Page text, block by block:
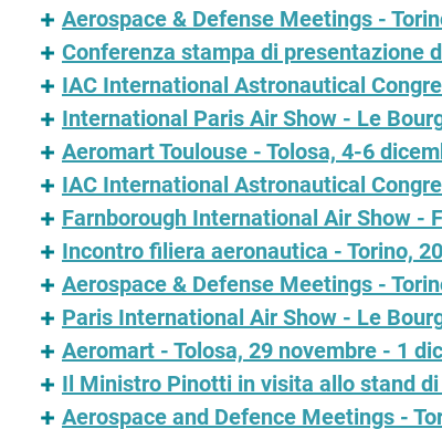
Aerospace & Defense Meetings -
Conferenza stampa di presentazione
IAC International Astronautical
International Paris Air Show - Le
Aeromart Toulouse - Tolosa, 4-6
IAC International Astronautical
Farnborough International Air Show -
Incontro filiera aeronautica - Torino,
Aerospace & Defense Meetings -
Paris International Air Show - Le
Aeromart - Tolosa, 29 novembre - 1
Il Ministro Pinotti in visita allo stand di
Aerospace and Defence Meetings -